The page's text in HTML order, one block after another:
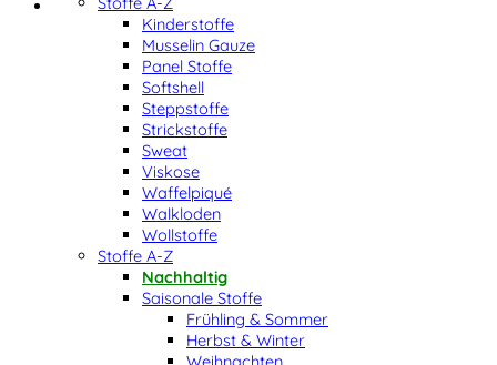
Kinderstoffe
Musselin Gauze
Panel Stoffe
Softshell
Steppstoffe
Strickstoffe
Sweat
Viskose
Waffelpiqué
Walkloden
Wollstoffe
Stoffe A-Z
Nachhaltig
Saisonale Stoffe
Frühling & Sommer
Herbst & Winter